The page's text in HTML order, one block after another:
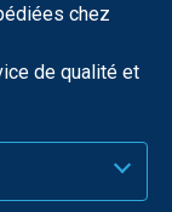
chez
de qualité et